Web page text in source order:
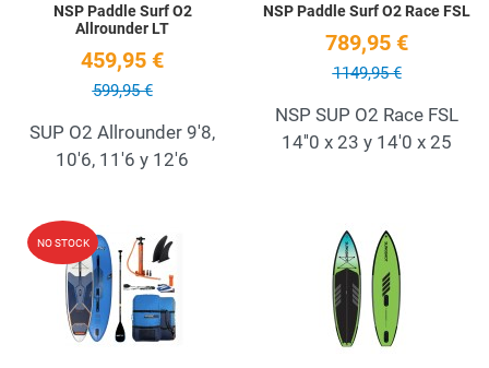
NSP Paddle Surf O2
Allrounder LT
459,95 €
599,95 €
SUP O2 Allrounder 9'8,
10'6, 11'6 y 12'6
NSP Paddle Surf O2 Race FSL
789,95 €
1149,95 €
NSP SUP O2 Race FSL
14''0 x 23 y 14'0 x 25
NO STOCK Add to Wishlist